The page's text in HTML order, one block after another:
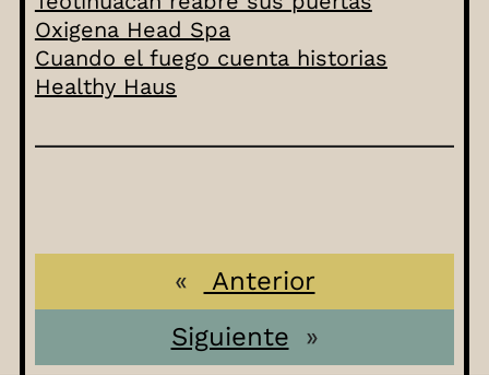
Oxigena Head Spa
Cuando el fuego cuenta historias
Healthy Haus
«
Anterior
Siguiente
»